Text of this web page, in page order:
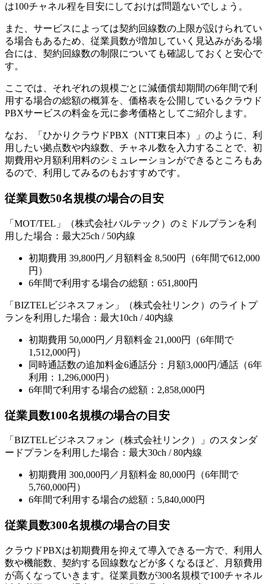
は100チャネル程を目安にしておけば問題ないでしょう。
また、サービスによっては契約回線数の上限が設けられてい
る場合もあるため、従業員数が増加していく見込みがある場
合には、契約回線数の制限についても確認しておくと安心で
す。
ここでは、それぞれの規模ごとに減価償却期間の6年間で利
用する場合の総額の概算を、価格表を公開しているクラウド
PBXサービスの料金を元に参考価格としてご紹介します。
なお、「ひかりクラウドPBX（NTT東日本）」のように、利
用したい拠点数や内線数、チャネル数を入力することで、初
期費用や月額利用料のシミュレーションができるところもあ
るので、利用してみるのもおすすめです。
従業員数50名規模の場合の目安
「MOT/TEL」（株式会社バルテック）のミドルプランを利
用した場合：最大25ch / 50内線
初期費用 39,800円／月額料金 8,500円（6年間で612,000
円）
6年間で利用する場合の総額：651,800円
「BIZTELビジネスフォン」（株式会社リンク）のライトプ
ランを利用した場合：最大10ch / 40内線
初期費用 50,000円／月額料金 21,000円（6年間で
1,512,000円）
同時通話数の追加料金6通話分：月額3,000円/通話（6年
利用：1,296,000円）
6年間で利用する場合の総額：2,858,000円
従業員数100名規模の場合の目安
「BIZTELビジネスフォン（株式会社リンク）」のスタンダ
ードプランを利用した場合：最大30ch / 80内線
初期費用 300,000円／月額料金 80,000円（6年間で
5,760,000円）
6年間で利用する場合の総額：5,840,000円
従業員数300名規模の場合の目安
クラウドPBXは初期費用を抑えて導入できる一方で、利用人
数や機能数、契約する回線数などが多くなるほど、月額費用
が高くなっていきます。従業員数が300名規模で100チャネル